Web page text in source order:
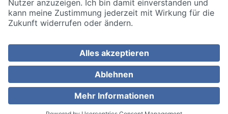
Disclaimer/Datenschutz
Allgemeine Geschäftsbedingungen
Cookie Einstellungen
MEDIZINISCH TOP. MENSCHLICH NAH.